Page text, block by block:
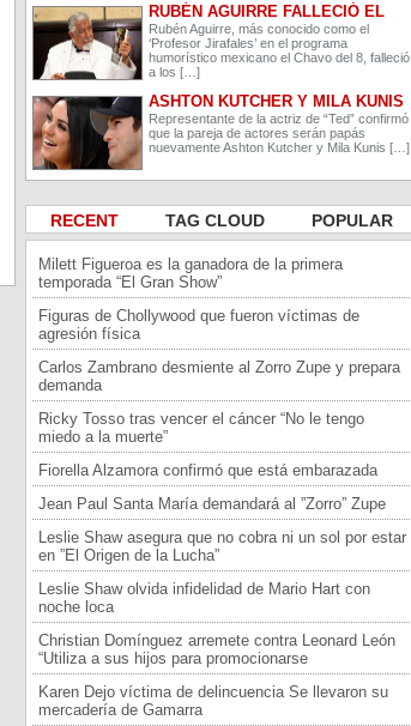
RUBÉN AGUIRRE FALLECIÓ EL
PROFESOR JIRAFALES DE EL
CHAVO DEL 8
Rubén Aguirre, más conocido como el
‘Profesor Jirafales’ en el programa
humorístico mexicano el Chavo del 8, falleció
a los […]
ASHTON KUTCHER Y MILA KUNIS
ESPERAN A SU SEGUNDO HIJO
Representante de la actriz de “Ted” confirmó
que la pareja de actores serán papás
nuevamente Ashton Kutcher y Mila Kunis […]
RECENT TAG CLOUD POPULAR
Milett Figueroa es la ganadora de la primera
temporada “El Gran Show”
Figuras de Chollywood que fueron víctimas de
agresión física
Carlos Zambrano desmiente al Zorro Zupe y prepara
demanda
Ricky Tosso tras vencer el cáncer “No le tengo
miedo a la muerte”
Fiorella Alzamora confirmó que está embarazada
Jean Paul Santa María demandará al ”Zorro” Zupe
Leslie Shaw asegura que no cobra ni un sol por estar
en ”El Origen de la Lucha”
Leslie Shaw olvida infidelidad de Mario Hart con
noche loca
Christian Domínguez arremete contra Leonard León
“Utiliza a sus hijos para promocionarse
Karen Dejo víctima de delincuencia Se llevaron su
mercadería de Gamarra